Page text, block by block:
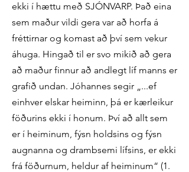
ekki í hættu með SJÓNVARP. Það eina
sem maður vildi gera var að horfa á
fréttirnar og komast að því sem vekur
áhuga. Hingað til er svo mikið að gera
að maður finnur að andlegt líf manns er
grafið undan. Jóhannes segir „...ef
einhver elskar heiminn, þá er kærleikur
föðurins ekki í honum. Því að allt sem
er í heiminum, fýsn holdsins og fýsn
augnanna og drambsemi lífsins, er ekki
frá föðurnum, heldur af heiminum“ (1.